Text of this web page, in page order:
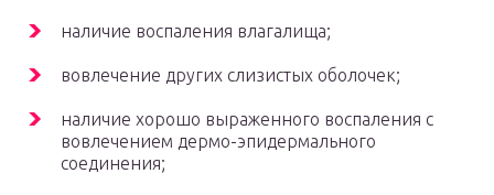
наличие воспаления влагалища;
вовлечение других слизистых оболочек;
наличие хорошо выраженного воспаления с
вовлечением дермо-эпидермального
соединения;